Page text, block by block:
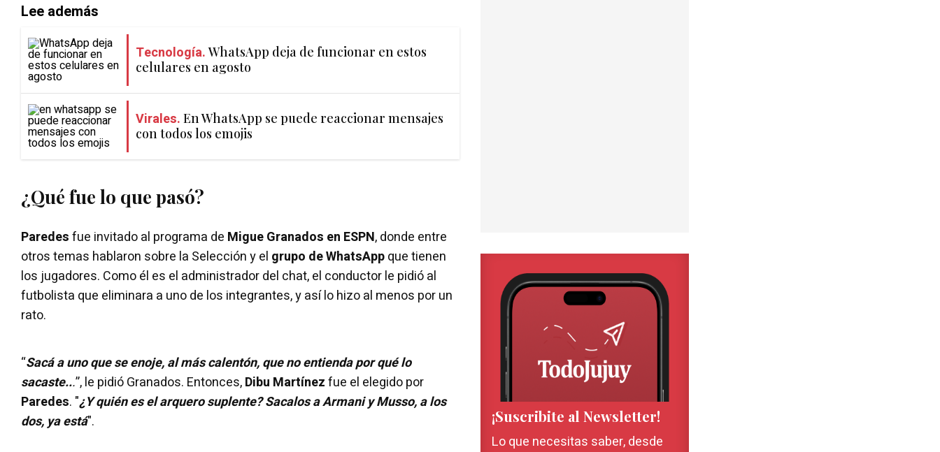
Lee además
Tecnología. WhatsApp deja de funcionar en estos
celulares en agosto
Virales. En WhatsApp se puede reaccionar mensajes
con todos los emojis
¿Qué fue lo que pasó?
Paredesfue invitado al programa de Migue Granados en ESPN, donde entre
otros temas hablaron sobre la Selección y el grupo de WhatsAppque tienen
los jugadores. Como él es el administrador del chat, el conductor le pidió al
futbolista que eliminara a uno de los integrantes, y así lo hizo al menos por un
rato.
“Sacá a uno que se enoje, al más calentón, que no entienda por qué lo
sacaste...”, le pidió Granados. Entonces,Dibu Martínezfue el elegido por
Paredes. "¿Y quién es el arquero suplente? Sacalos a Armani y Musso, a los
dos, ya está".
¡Suscribite al Newsletter!
Lo que necesitas saber, desde